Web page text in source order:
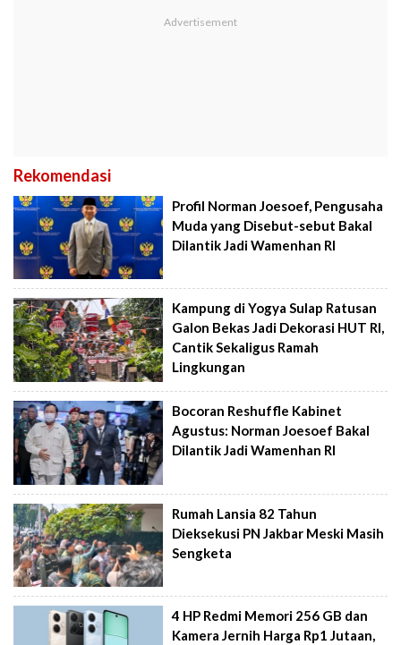
Rekomendasi
Profil Norman Joesoef, Pengusaha
Muda yang Disebut-sebut Bakal
Dilantik Jadi Wamenhan RI
Kampung di Yogya Sulap Ratusan
Galon Bekas Jadi Dekorasi HUT RI,
Cantik Sekaligus Ramah
Lingkungan
Bocoran Reshuffle Kabinet
Agustus: Norman Joesoef Bakal
Dilantik Jadi Wamenhan RI
Rumah Lansia 82 Tahun
Dieksekusi PN Jakbar Meski Masih
Sengketa
4 HP Redmi Memori 256 GB dan
Kamera Jernih Harga Rp1 Jutaan,